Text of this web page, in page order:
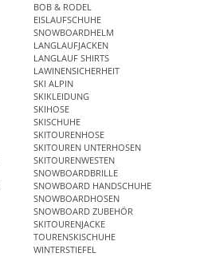
BOB & RODEL
EISLAUFSCHUHE
SNOWBOARDHELM
LANGLAUFJACKEN
LANGLAUF SHIRTS
LAWINENSICHERHEIT
SKI ALPIN
SKIKLEIDUNG
SKIHOSE
SKISCHUHE
SKITOURENHOSE
SKITOUREN UNTERHOSEN
SKITOURENWESTEN
SNOWBOARDBRILLE
SNOWBOARD HANDSCHUHE
SNOWBOARDHOSEN
SNOWBOARD ZUBEHÖR
SKITOURENJACKE
TOURENSKISCHUHE
WINTERSTIEFEL